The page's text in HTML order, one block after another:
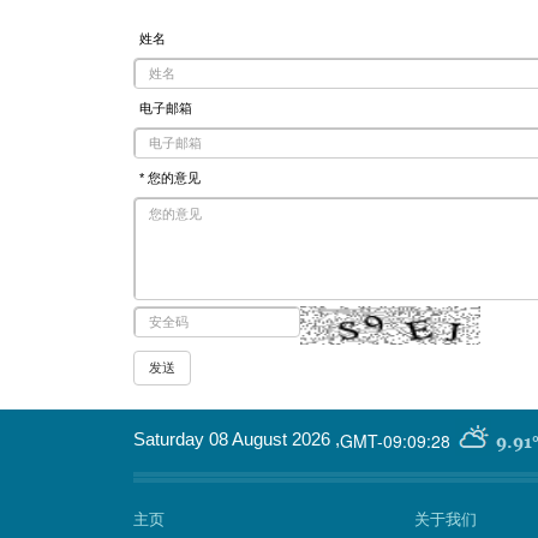
姓名
电子邮箱
* 您的意见
GMT-09:09:28 9.91°
Saturday 08 August 2026 ,
主页 关于我们